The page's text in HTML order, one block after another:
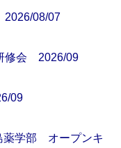
08/07
修会 2026/09
09
学部 オープンキ